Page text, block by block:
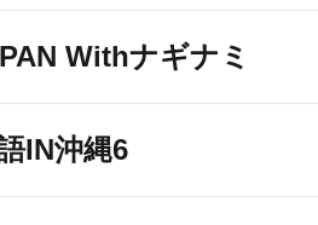
Withナギナミ
IN沖縄6